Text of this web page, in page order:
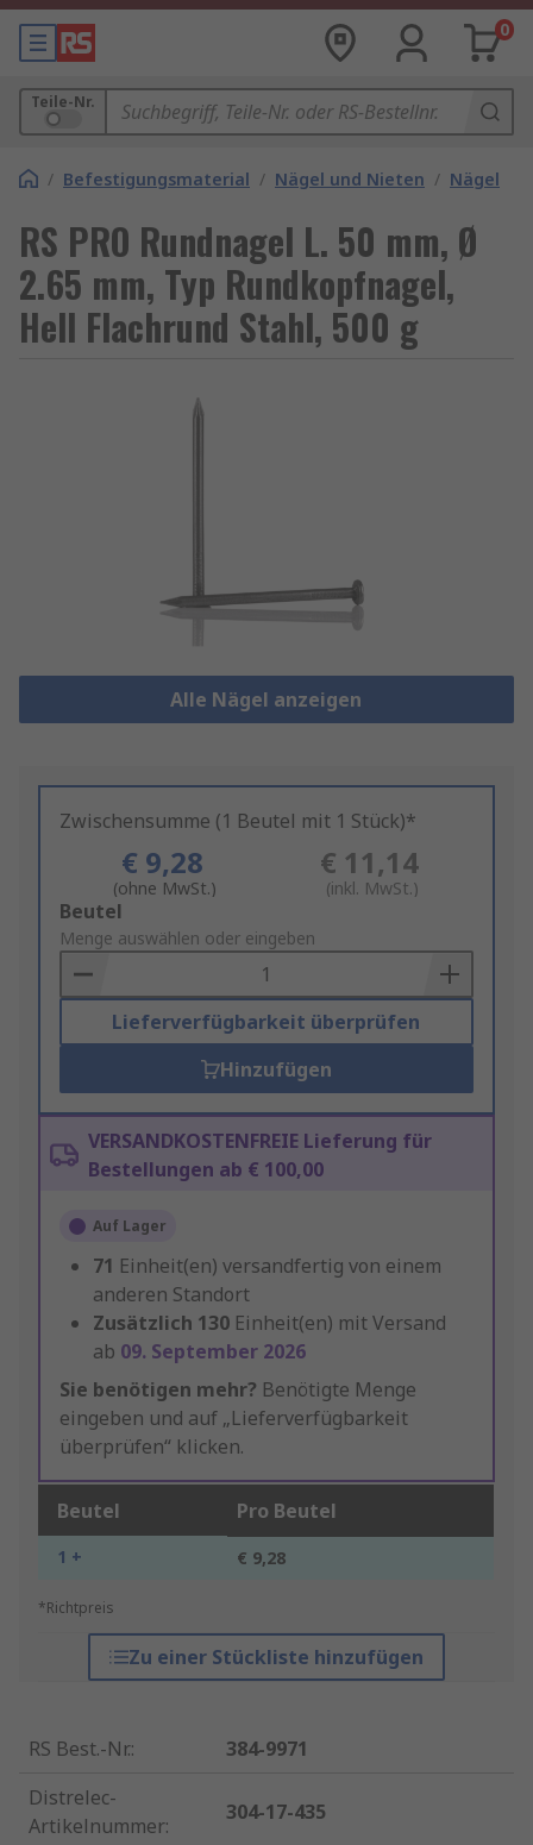
0
Teile-Nr.
/ Befestigungsmaterial / Nägel und Nieten / Nägel
RS PRO Rundnagel L. 50 mm, Ø
2.65 mm, Typ Rundkopfnagel,
Hell Flachrund Stahl, 500 g
Alle Nägel anzeigen
Zwischensumme (1 Beutel mit 1 Stück)*
€ 9,28
(ohne MwSt.)
€ 11,14
(inkl. MwSt.)
Add
to
Basket
Beutel
Menge auswählen oder eingeben
Lieferverfügbarkeit überprüfen
Hinzufügen
VERSANDKOSTENFREIE Lieferung für
Bestellungen ab € 100,00
Auf Lager
71 Einheit(en) versandfertig von einem
anderen Standort
Zusätzlich 130 Einheit(en) mit Versand
ab 09. September 2026
Sie benötigen mehr? Benötigte Menge
eingeben und auf „Lieferverfügbarkeit
überprüfen“ klicken.
Beutel Pro Beutel
1 + € 9,28
*Richtpreis
Zu einer Stückliste hinzufügen
RS Best.-Nr.:
384-9971
Distrelec-
Artikelnummer:
304-17-435